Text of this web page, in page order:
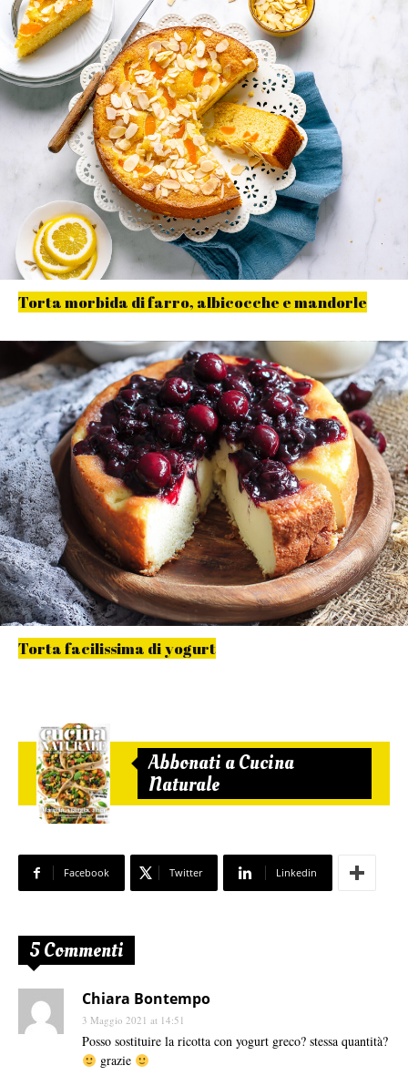
Torta morbida di farro, albicocche e mandorle
Torta facilissima di yogurt
Abbonati a Cucina
Naturale
Facebook Twitter Linkedin
5 Commenti
Chiara Bontempo
3 Maggio 2021 at 14:51
Posso sostituire la ricotta con yogurt greco? stessa quantità?
grazie